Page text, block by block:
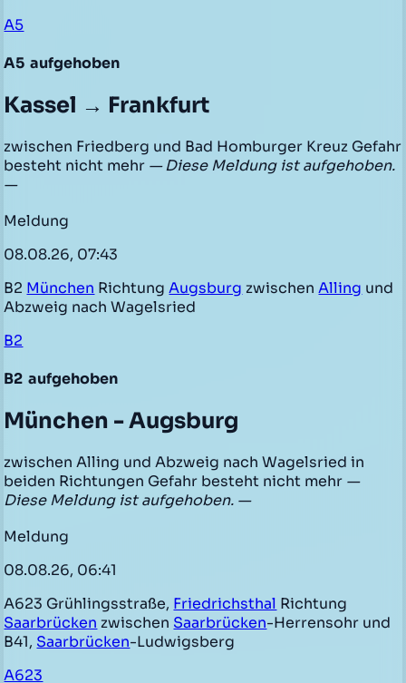
A5
A5 aufgehoben
Kassel → Frankfurt
zwischen Friedberg und Bad Homburger Kreuz Gefahr
besteht nicht mehr — Diese Meldung ist aufgehoben.
—
Meldung
08.08.26, 07:43
B2 München RichtungAugsburg zwischenAlling und
Abzweig nach Wagelsried
B2
B2 aufgehoben
München - Augsburg
zwischen Alling und Abzweig nach Wagelsried in
beiden Richtungen Gefahr besteht nicht mehr —
Diese Meldung ist aufgehoben. —
Meldung
08.08.26, 06:41
A623 Grühlingsstraße, Friedrichsthal Richtung
Saarbrücken zwischen Saarbrücken-Herrensohr und
B41, Saarbrücken-Ludwigsberg
A623